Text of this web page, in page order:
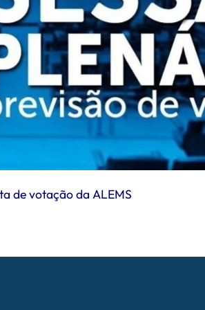
de votação da ALEMS